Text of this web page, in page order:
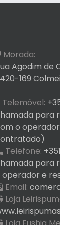
Morada:
Agodim de
169
Telemóvel:
para
o
Telefone:
para
operador e
Email:
Loja